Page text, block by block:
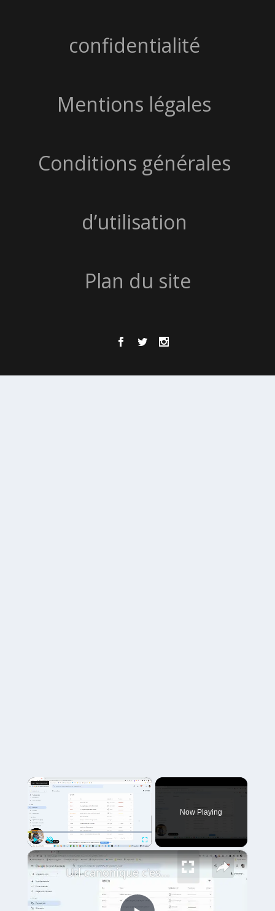
confidentialité
Mentions légales
Conditions générales
d’utilisation
Plan du site
×
Play Unmute Fullscreen
Now Playing
×
Url canonique c'est quoi - Comment les vérifier avec la Google Search Console